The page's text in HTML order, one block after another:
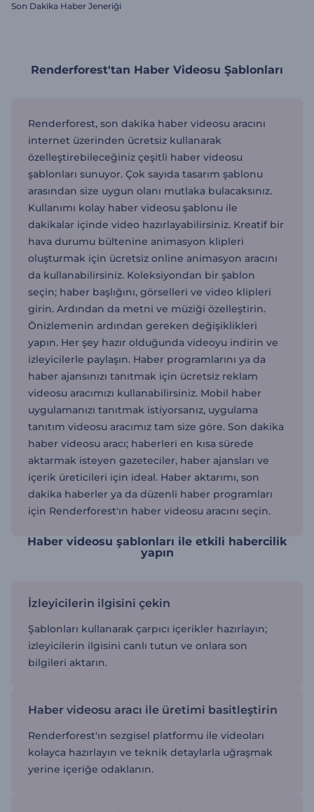
Son Dakika Haber Jeneriği
Renderforest'tan Haber Videosu Şablonları
Renderforest, son dakika haber videosu aracını
internet üzerinden ücretsiz kullanarak
özelleştirebileceğiniz çeşitli haber videosu
şablonları sunuyor. Çok sayıda tasarım şablonu
arasından size uygun olanı mutlaka bulacaksınız.
Kullanımı kolay haber videosu şablonu ile
dakikalar içinde video hazırlayabilirsiniz. Kreatif bir
hava durumu bültenine animasyon klipleri
oluşturmak için ücretsiz online animasyon aracını
da kullanabilirsiniz. Koleksiyondan bir şablon
seçin; haber başlığını, görselleri ve video klipleri
girin. Ardından da metni ve müziği özelleştirin.
Önizlemenin ardından gereken değişiklikleri
yapın. Her şey hazır olduğunda videoyu indirin ve
izleyicilerle paylaşın. Haber programlarını ya da
haber ajansınızı tanıtmak için ücretsiz reklam
videosu aracımızı kullanabilirsiniz. Mobil haber
uygulamanızı tanıtmak istiyorsanız, uygulama
tanıtım videosu aracımız tam size göre. Son dakika
haber videosu aracı; haberleri en kısa sürede
aktarmak isteyen gazeteciler, haber ajansları ve
içerik üreticileri için ideal. Haber aktarımı, son
dakika haberler ya da düzenli haber programları
için Renderforest'ın haber videosu aracını seçin.
Haber videosu şablonları ile etkili habercilik
yapın
İzleyicilerin ilgisini çekin
Şablonları kullanarak çarpıcı içerikler hazırlayın;
izleyicilerin ilgisini canlı tutun ve onlara son
bilgileri aktarın.
Haber videosu aracı ile üretimi basitleştirin
Renderforest'ın sezgisel platformu ile videoları
kolayca hazırlayın ve teknik detaylarla uğraşmak
yerine içeriğe odaklanın.